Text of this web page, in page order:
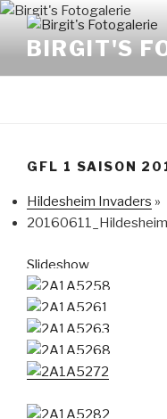
Zum
Inhalt
springen
BIRGIT'S
GFL 1 SAISON
Hildesheim Invaders »
20160611_Hildesheim
Slideshow